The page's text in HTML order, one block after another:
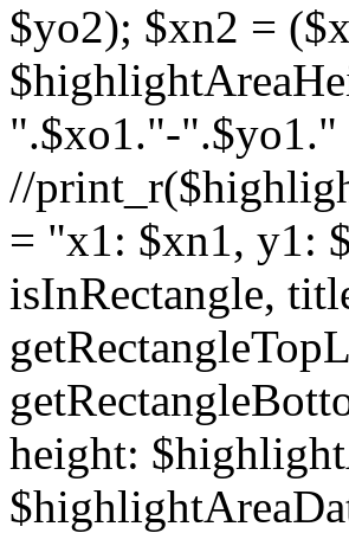
$yo2); $xn2 =
".$xo1."-
//
= "x1: $xn1, y1:
isInRectangle,
height: